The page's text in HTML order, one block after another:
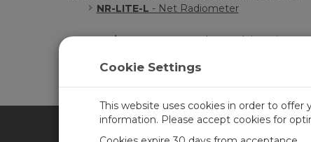
NR-LITE-L - Net Radiometer
Accessoire communpour les produits suivants :
Cookie Settings
This website uses cookies in order to
information. Please accept cookies for